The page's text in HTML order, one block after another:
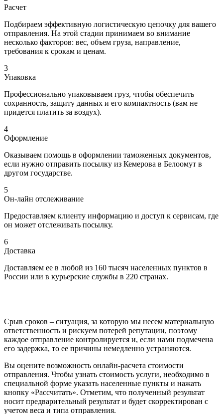
Расчет
Подбираем эффективную логистическую цепочку для вашего
отправления. На этой стадии принимаем во внимание
несколько факторов: вес, объем груза, направление,
требования к срокам и ценам.
3
Упаковка
Профессионально упаковываем груз, чтобы обеспечить
сохранность, защиту данных и его компактность (вам не
придется платить за воздух).
4
Оформление
Оказываем помощь в оформлении таможенных документов,
если нужно отправить посылку из Кемерова в Белоомут в
другом государстве.
5
Он-лайн отслеживание
Предоставляем клиенту информацию и доступ к сервисам, где
он может отслеживать посылку.
6
Доставка
Доставляем ее в любой из 160 тысяч населенных пунктов в
России или в курьерские службы в 220 странах.
Срыв сроков – ситуация, за которую мы несем материальную
ответственность и рискуем потерей репутации, поэтому
каждое отправление контролируется и, если нами подмечена
его задержка, то ее причины немедленно устраняются.
Вы оцените возможность онлайн-расчета стоимости
отправления. Чтобы узнать стоимость услуги, необходимо в
специальной форме указать населенные пункты и нажать
кнопку «Рассчитать». Отметим, что полученный результат
носит предварительный результат и будет скорректирован с
учетом веса и типа отправления.